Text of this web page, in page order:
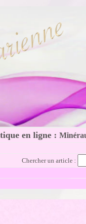
en ligne :
Chercher un article :